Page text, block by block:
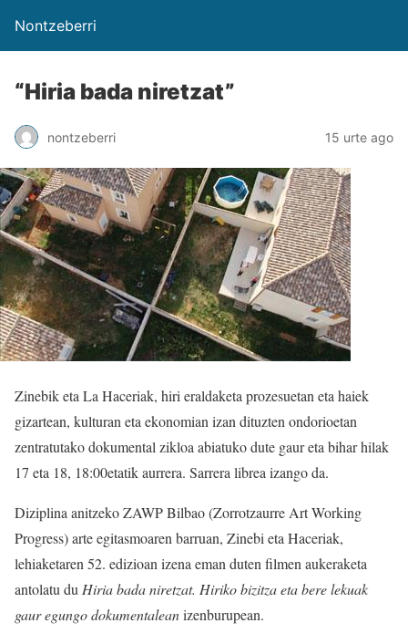
Nontzeberri
“Hiria bada niretzat”
nontzeberri 15 urte ago
Zinebik eta La Haceriak, hiri eraldaketa prozesuetan eta haiek
gizartean, kulturan eta ekonomian izan dituzten ondorioetan
zentratutako dokumental zikloa abiatuko dute gaur eta bihar hilak
17 eta 18, 18:00etatik aurrera. Sarrera librea izango da.
Diziplina anitzeko ZAWP Bilbao (Zorrotzaurre Art Working
Progress) arte egitasmoaren barruan, Zinebi eta Haceriak,
lehiaketaren 52. edizioan izena eman duten filmen aukeraketa
antolatu du Hiria bada niretzat. Hiriko bizitza eta bere lekuak
gaur egungo dokumentaleanizenburupean.